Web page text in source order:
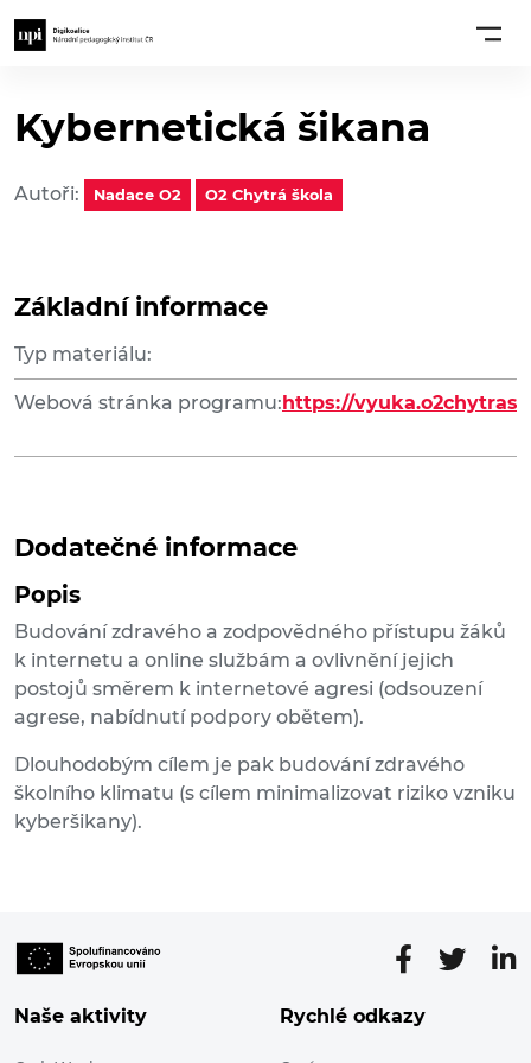
Kybernetická šikana
Autoři: Nadace O2 O2 Chytrá škola
Základní informace
Typ materiálu:
Webová stránka programu: https://
Dodatečné informace
Popis
Budování zdravého a zodpovědného přístupu žáků
k internetu a online službám a ovlivnění jejich
postojů směrem k internetové agresi (odsouzení
agrese, nabídnutí podpory obětem).
Dlouhodobým cílem je pak budování zdravého
školního klimatu (s cílem minimalizovat riziko vzniku
kyberšikany).
Naše aktivity Rychlé odkazy